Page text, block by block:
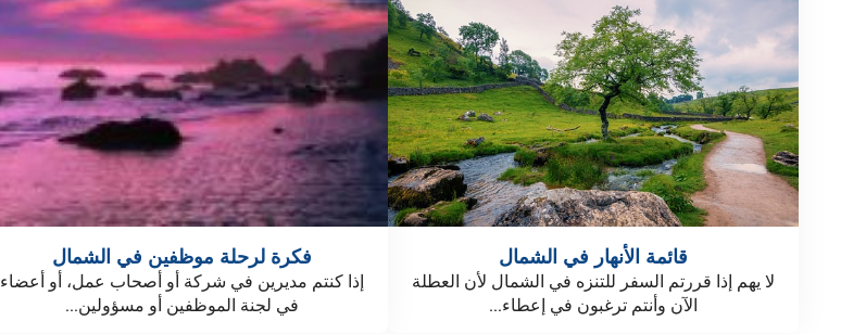
قائمة الأنهار في الشمال
لا يهم إذا قررتم السفر للتنزه في الشمال لأن العطلة
الآن وأنتم ترغبون في إعطاء...
فكرة لرحلة موظفين في الشمال
إذا كنتم مديرين في شركة أو أصحاب عمل، أو أعضاء
في لجنة الموظفين أو مسؤولين...